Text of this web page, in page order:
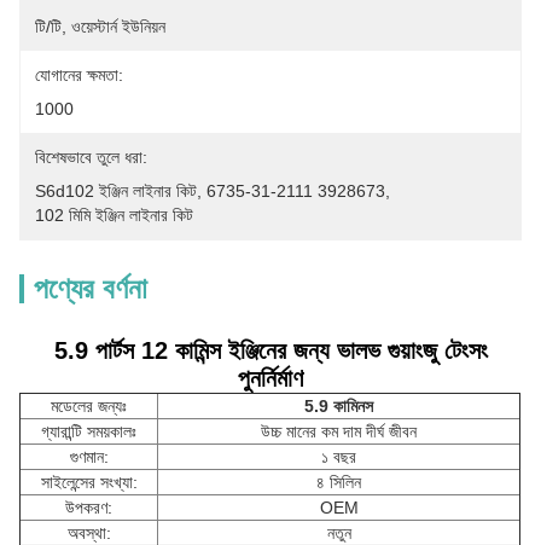
টি/টি, ওয়েস্টার্ন ইউনিয়ন
যোগানের ক্ষমতা:
1000
বিশেষভাবে তুলে ধরা:
S6d102 ইঞ্জিন লাইনার কিট 6735-31-2111 3928673
102 মিমি ইঞ্জিন লাইনার কিট
পণ্যের বর্ণনা
5.9 পার্টস 12 কামিন্স ইঞ্জিনের জন্য ভালভ গুয়াংজু টেংসং
পুনর্নির্মাণ
মডেলের জন্যঃ
5.9 কামিনস
গ্যারান্টি সময়কালঃ
উচ্চ মানের কম দাম দীর্ঘ জীবন
গুণমান:
১ বছর
সাইলেন্সের সংখ্যা:
৪ সিলিন
উপকরণ:
OEM
অবস্থা:
নতুন